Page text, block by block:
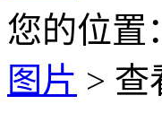
您的位置：
图片 > 查